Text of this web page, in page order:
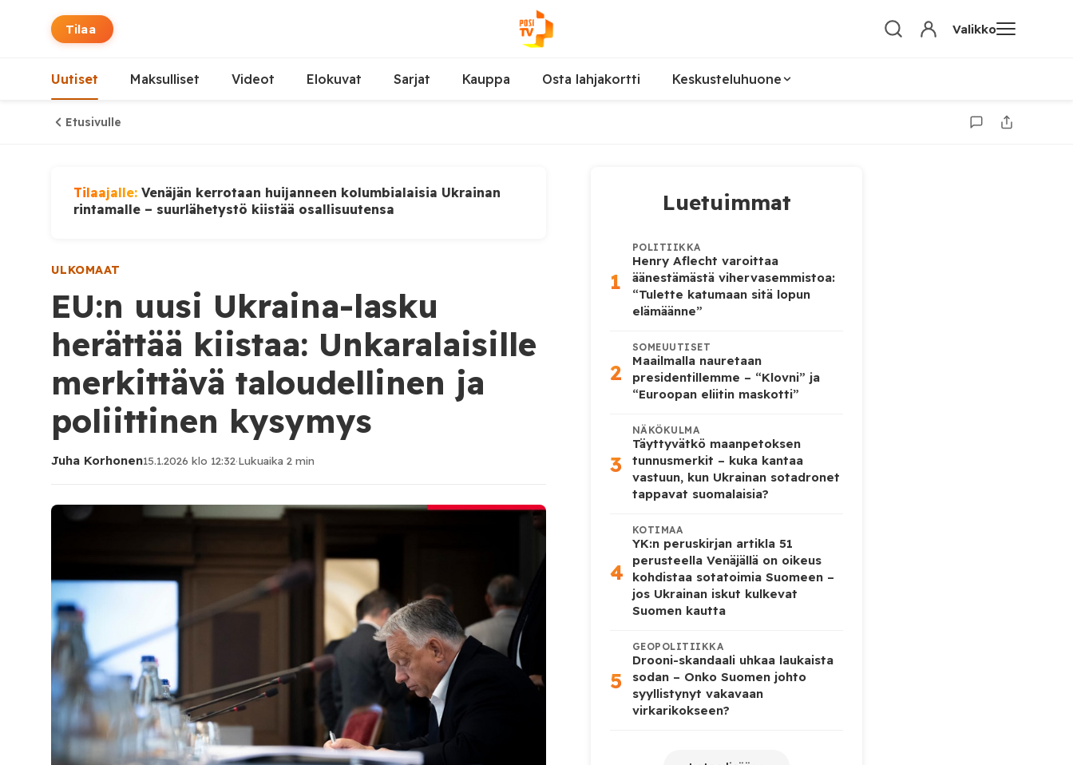
Tilaa Valikko
Uutiset Maksulliset Videot Elokuvat Sarjat Kauppa Osta lahjakortti Keskusteluhuone
Etusivulle
Tilaajalle: Venäjän kerrotaan huijanneen kolumbialaisia Ukrainan
rintamalle – suurlähetystö kiistää osallisuutensa
ULKOMAAT
EU:n uusi Ukraina-lasku
herättää kiistaa: Unkaralaisille
merkittävä taloudellinen ja
poliittinen kysymys
Juha Korhonen15.1.2026 klo 12:32·Lukuaika 2 min
Luetuimmat
1
POLITIIKKA
Henry Aflecht varoittaa
äänestämästä vihervasemmistoa:
“Tulette katumaan sitä lopun
elämäänne”
2
SOMEUUTISET
Maailmalla nauretaan
presidentillemme – “Klovni” ja
“Euroopan eliitin maskotti”
3
NÄKÖKULMA
Täyttyvätkö maanpetoksen
tunnusmerkit – kuka kantaa
vastuun, kun Ukrainan sotadronet
tappavat suomalaisia?
4
KOTIMAA
YK:n peruskirjan artikla 51
perusteella Venäjällä on oikeus
kohdistaa sotatoimia Suomeen –
jos Ukrainan iskut kulkevat
Suomen kautta
5
GEOPOLITIIKKA
Drooni-skandaali uhkaa laukaista
sodan – Onko Suomen johto
syyllistynyt vakavaan
virkarikokseen?